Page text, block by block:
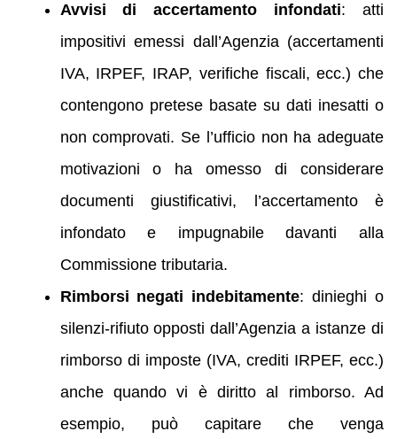
Avvisi di accertamento infondati: atti
impositivi emessi dall’Agenzia (accertamenti
IVA, IRPEF, IRAP, verifiche fiscali, ecc.) che
contengono pretese basate su dati inesatti o
non comprovati. Se l’ufficio non ha adeguate
motivazioni o ha omesso di considerare
documenti giustificativi, l’accertamento è
infondato e impugnabile davanti alla
Commissione tributaria.
Rimborsi negati indebitamente: dinieghi o
silenzi-rifiuto opposti dall’Agenzia a istanze di
rimborso di imposte (IVA, crediti IRPEF, ecc.)
anche quando vi è diritto al rimborso. Ad
esempio, può capitare che venga